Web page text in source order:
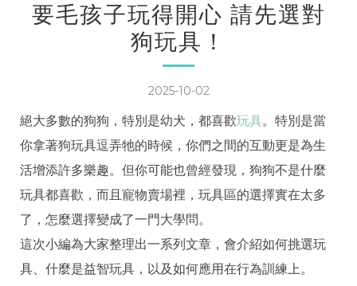
要毛孩子玩得開心 請先選對
狗玩具！
2025-10-02
絕大多數的狗狗，特別是幼犬，都喜歡玩具。特別是當
你拿著狗玩具逗弄牠的時候，你們之間的互動更是為生
活增添許多樂趣。但你可能也曾經發現，狗狗不是什麼
玩具都喜歡，而且寵物賣場裡，玩具區的選擇實在太多
了，怎麼選擇變成了一門大學問。
這次小編為大家整理出一系列文章，會介紹如何挑選玩
具、什麼是益智玩具，以及如何應用在行為訓練上。